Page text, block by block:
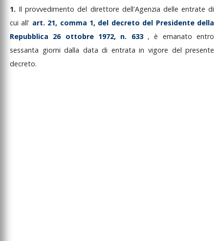
1. Ilprovvedimentodel direttore dell'Agenzia delle entrate di
cuiall' art. 21, comma 1, del decreto del Presidente della
Repubblica 26 ottobre 1972, n. 633 ,è emanatoentro
sessanta giornidalla datadi entratain vigore delpresente
decreto.